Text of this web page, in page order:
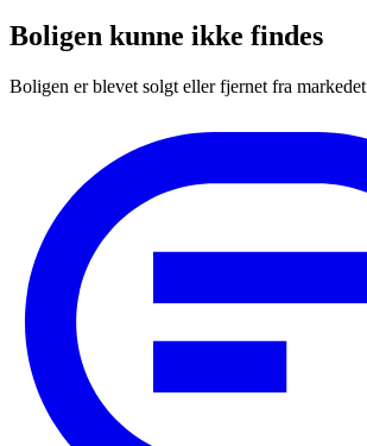
Boligen kunne ikke findes
Boligen er blevet solgt eller fjernet fra markedet